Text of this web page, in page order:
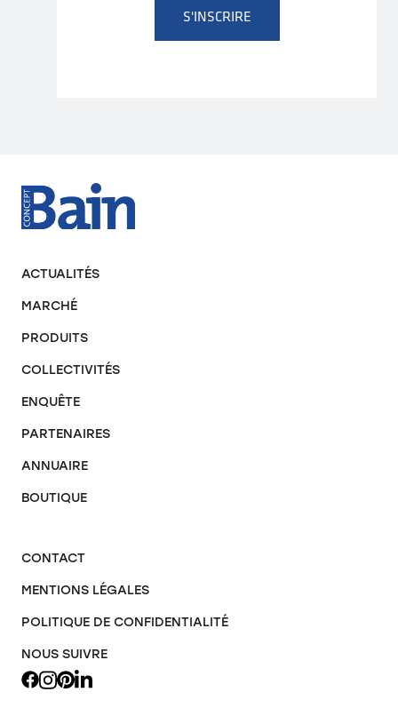
S'INSCRIRE
ACTUALITÉS
MARCHÉ
PRODUITS
COLLECTIVITÉS
ENQUÊTE
PARTENAIRES
ANNUAIRE
BOUTIQUE
CONTACT
MENTIONS LÉGALES
POLITIQUE DE CONFIDENTIALITÉ
NOUS SUIVRE